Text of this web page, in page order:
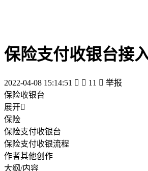
保险支付收银台接
2022-04-08 15:14:51   11  举报
保险收银台
展开
保险
保险支付收银台
保险支付收银流程
作者其他创作
大纲/内容